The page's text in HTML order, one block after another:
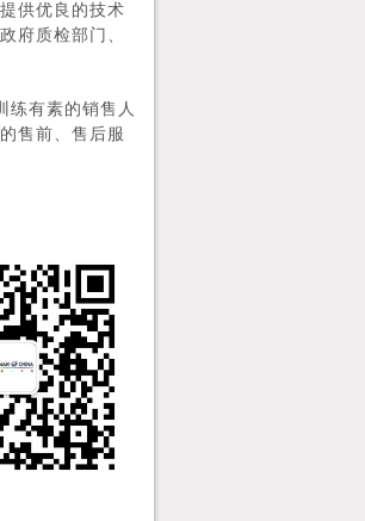
供优良的技术
府质检部门、
练有素的销售人
售前、售后服